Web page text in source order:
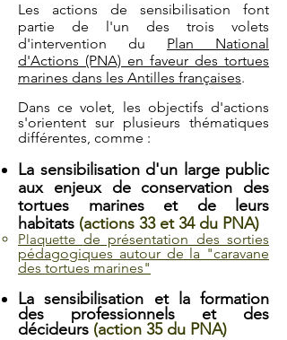
Les actions de sensibilisation font
partie de l'un des trois volets
d'intervention du Plan National
d'Actions (PNA) en faveur des tortues
marines dans les Antilles françaises.
Dans ce volet, les objectifs d'actions
s'orientent sur plusieurs thématiques
différentes, comme :
La sensibilisation d'un large public
aux enjeux de conservation des
tortues marines et de leurs
habitats (actions 33 et 34 du PNA)
Plaquette de présentation des sorties
pédagogiques autour de la "caravane
des tortues marines"
La sensibilisation et la formation
des professionnels et des
décideurs (action 35 du PNA)